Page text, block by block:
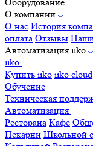
Оборудование
О компании
О нас История
оплата Отзывы
Автоматизация iiko
iiko
Купить iiko iiko cloud
Обучение
Техническая
Автоматизация
Ресторана Кафе
Пекарни Школьной